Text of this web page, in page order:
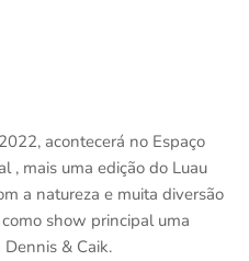
acontecerá no Espaço
, mais uma edição do Luau
a natureza e muita diversão
show principal uma
& Caik.